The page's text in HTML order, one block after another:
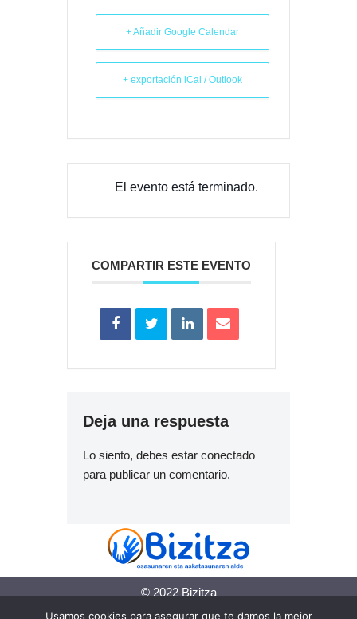
+ Añadir Google Calendar
+ exportación iCal / Outlook
El evento está terminado.
COMPARTIR ESTE EVENTO
Deja una respuesta
Lo siento, debes estar conectado
para publicar un comentario.
© 2022 Bizitza
Usamos cookies para asegurar que te damos la mejor